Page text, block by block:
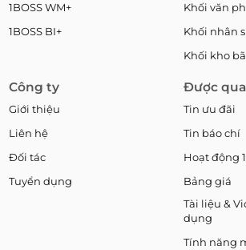
1BOSS WM+
1BOSS BI+
Khối văn
Khối nhân
Khối kho
Công ty
Giới thiệu
Liên hệ
Đối tác
Tuyển dụng
Được
Tin ưu đãi
Tin báo chí
Hoạt động
Bảng giá
Tài liệu &
dụng
Tính năng